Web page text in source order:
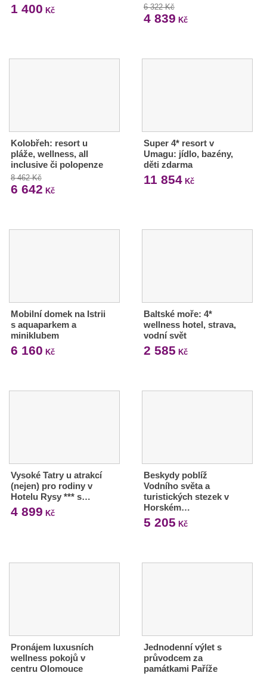
1 400 Kč 6 322 Kč
4 839 Kč
Kolobřeh: resort u
pláže, wellness, all
inclusive či polopenze
8 462 Kč
6 642 Kč
Super 4* resort v
Umagu: jídlo, bazény,
děti zdarma
11 854Kč
Mobilní domek na Istrii
s aquaparkem a
miniklubem
6 160 Kč
Baltské moře: 4*
wellness hotel, strava,
vodní svět
2 585 Kč
Vysoké Tatry u atrakcí
(nejen) pro rodiny v
Hotelu Rysy *** s…
4 899 Kč
Beskydy poblíž
Vodního světa a
turistických stezek v
Horském…
5 205 Kč
Pronájem luxusních
wellness pokojů v
centru Olomouce
Jednodenní výlet s
průvodcem za
památkami Paříže